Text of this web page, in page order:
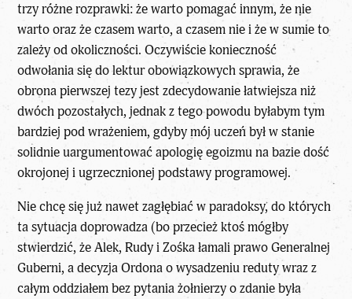
trzy różne rozprawki: że warto pomagać innym, że nie
warto oraz że czasem warto, a czasem nie i że w sumie to
zależy od okoliczności. Oczywiście konieczność
odwołania się do lektur obowiązkowych sprawia, że
obrona pierwszej tezy jest zdecydowanie łatwiejsza niż
dwóch pozostałych, jednak z tego powodu byłabym tym
bardziej pod wrażeniem, gdyby mój uczeń był w stanie
solidnie uargumentować apologię egoizmu na bazie dość
okrojonej i ugrzecznionej podstawy programowej.
Nie chcę się już nawet zagłębiać w paradoksy, do których
ta sytuacja doprowadza (bo przecież ktoś mógłby
stwierdzić, że Alek, Rudy i Zośka łamali prawo Generalnej
Guberni, a decyzja Ordona o wysadzeniu reduty wraz z
całym oddziałem bez pytania żołnierzy o zdanie była